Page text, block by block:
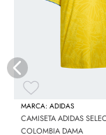
ADIDAS
CAMISETA ADIDAS
COLOMBIA DAMA